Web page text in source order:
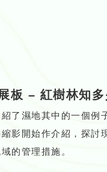
板 – 紅樹林知
紹了濕地其中的一個
影開始作介紹，探討
的管理措施。